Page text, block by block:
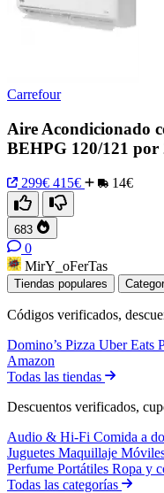
Carrefour
Aire Acondicionado
BEHPG 120/121 por
299€ 415€ 14€
683
0
MirY_oFerTas
Tiendas populares
Códigos verificados,
Domino’s Pizza Uber Eats
Amazon
Todas las tiendas
Descuentos verificados,
Audio & Hi-Fi Comida a
Juguetes Maquillaje
Perfume Portátiles Ropa y
Todas las categorías